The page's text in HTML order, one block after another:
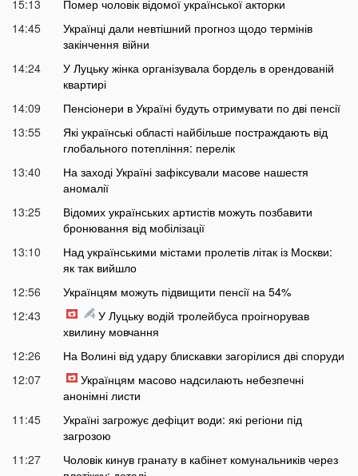
15:13
Помер чоловік відомої української акторки
14:45
Українці дали невтішний прогноз щодо термінів
закінчення війни
14:24
У Луцьку жінка організувала бордель в орендованій
квартирі
14:09
Пенсіонери в Україні будуть отримувати по дві пенсії
13:55
Які українські області найбільше постраждають від
глобального потепління: перелік
13:40
На заході Україні зафіксували масове нашестя
аномалії
13:25
Відомих українських артистів можуть позбавити
бронювання від мобілізації
13:10
Над українськими містами пролетів літак із Москви:
як так вийшло
12:56
Українцям можуть підвищити пенсії на 54%
12:43
У Луцьку водій тролейбуса проігнорував
хвилину мовчання
12:26
На Волині від удару блискавки загорілися дві споруди
12:07
Українцям масово надсилають небезпечні
анонімні листи
11:45
Україні загрожує дефіцит води: які регіони під
загрозою
11:27
Чоловік кинув гранату в кабінет комунальників через